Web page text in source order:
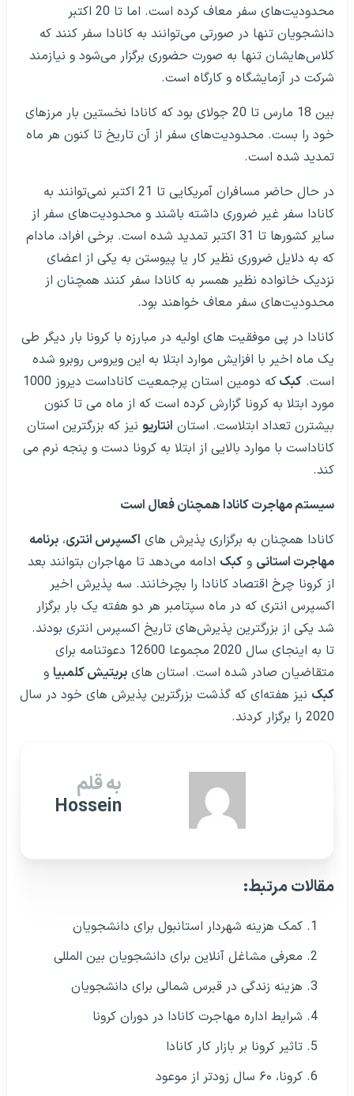
محدودیت‌های سفر معاف کرده است. اما تا 20 اکتبر
دانشجویان تنها در صورتی می‌توانند به کانادا سفر کنند که
کلاس‌هایشان تنها به صورت حضوری برگزار می‌شود و نیازمند
شرکت در آزمایشگاه و کارگاه است.
بین 18 مارس تا 20 جولای بود که کانادا نخستین بار مرزهای
خود را بست. محدودیت‌های سفر از آن تاریخ تا کنون هر ماه
تمدید شده است.
در حال حاضر مسافران آمریکایی تا 21 اکتبر نمی‌توانند به
کانادا سفر غیر ضروری داشته باشند و محدودیت‌های سفر از
سایر کشورها تا 31 اکتبر تمدید شده است. برخی افراد، مادام
که به دلایل ضروری نظیر کار یا پیوستن به یکی از اعضای
نزدیک خانواده نظیر همسر به کانادا سفر کنند همچنان از
محدودیت‌های سفر معاف خواهند بود.
کانادا در پی موفقیت های اولیه در مبارزه با کرونا بار دیگر طی
یک ماه اخیر با افزایش موارد ابتلا به این ویروس روبرو شده
است. کبک
که دومین استان پرجمعیت کاناداست دیروز 1000
مورد ابتلا به کرونا گزارش کرده است که از ماه می تا کنون
بیشترن تعداد ابتلاست. استان انتاریو نیز که بزرگترین استان
کاناداست با موارد بالایی از ابتلا به کرونا دست و پنجه نرم می
کند.
سیستم مهاجرت کانادا همچنان فعال است
کانادا همچنان به برگزاری پذیرش های اکسپرس انتری، برنامه
مهاجرت استانی و کبک ادامه می‌دهد تا مهاجران بتوانند بعد
از کرونا چرخ اقتصاد کانادا را بچرخانند. سه پذیرش اخیر
اکسپرس انتری که در ماه سپتامبر هر دو هفته یک بار برگزار
شد یکی از بزرگترین پذیرش‌های تاریخ اکسپرس انتری بودند.
تا به اینجای سال 2020 مجموعا 12600 دعوتنامه برای
متقاضیان صادر شده است. استان های بریتیش کلمبیا و
کبک نیز هفته‌ای که گذشت بزرگترین پذیرش های خود در سال
2020 را برگزار کردند.
به قلم
Hossein
مقالات مرتبط:
کمک هزینه شهردار استانبول برای دانشجویان
معرفی مشاغل آنلاین برای دانشجویان بین المللی
هزینه زندگی در قبرس شمالی برای دانشجویان
شرایط اداره مهاجرت کانادا در دوران کرونا
تاثیر کرونا بر بازار کار کانادا
کرونا، ۶۰ سال زودتر از موعود